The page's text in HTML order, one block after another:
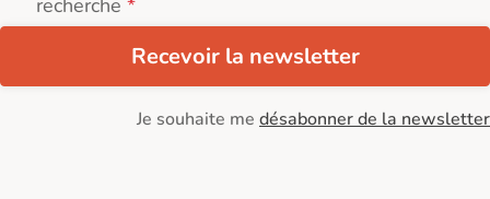
recherche
Recevoir la newsletter
Je souhaite me désabonner de la newsletter